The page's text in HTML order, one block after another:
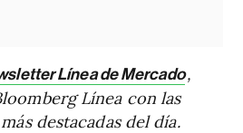
Línea de Mercado,
Línea con las
destacadas del día.